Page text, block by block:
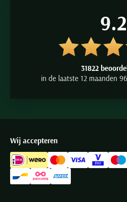
9.2
31822
in de laatste 12 maanden
Wij accepteren